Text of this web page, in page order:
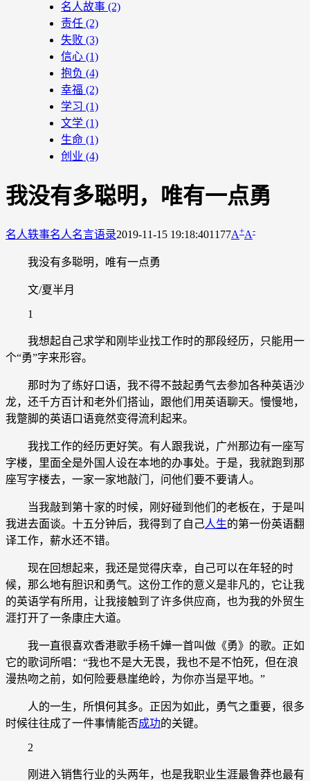
名人故事 (2)
责任 (2)
失败 (3)
信心 (1)
抱负 (4)
幸福 (2)
学习 (1)
文学 (1)
生命 (1)
创业 (4)
我没有多聪明，唯有一点勇
名人轶事名人名言语录2019-11-15 19:18:401177A+A-
我没有多聪明，唯有一点勇
文/夏半月
1
我想起自己求学和刚毕业找工作时的那段经历，只能用一
个“勇”字来形容。
那时为了练好口语，我不得不鼓起勇气去参加各种英语沙
龙，还千方百计和老外们搭讪，跟他们用英语聊天。慢慢地，
我蹩脚的英语口语竟然变得流利起来。
我找工作的经历更好笑。有人跟我说，广州那边有一座写
字楼，里面全是外国人设在本地的办事处。于是，我就跑到那
座写字楼去，一家一家地敲门，问他们要不要请人。
当我敲到第十家的时候，刚好碰到他们的老板在，于是叫
我进去面谈。十五分钟后，我得到了自己人生的第一份英语翻
译工作，薪水还不错。
现在回想起来，我还是觉得庆幸，自己可以在年轻的时
候，那么地有胆识和勇气。这份工作的意义是非凡的，它让我
的英语学有所用，让我接触到了许多供应商，也为我的外贸生
涯打开了一条康庄大道。
我一直很喜欢香港歌手杨千嬅一首叫做《勇》的歌。正如
它的歌词所唱：“我也不是大无畏，我也不是不怕死，但在浪
漫热吻之前，如何险要悬崖绝岭，为你亦当是平地。”
人的一生，所惧何其多。正因为如此，勇气之重要，很多
时候往往成了一件事情能否成功的关键。
2
刚进入销售行业的头两年，也是我职业生涯最鲁莽也最有